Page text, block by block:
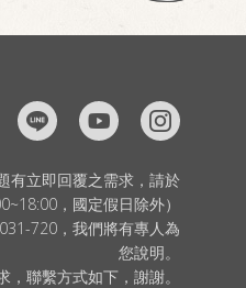
有立即回覆之需求，請於
，國定假日除外）
720，我們將有專人為
您說明。
，聯繫方式如下，謝謝。